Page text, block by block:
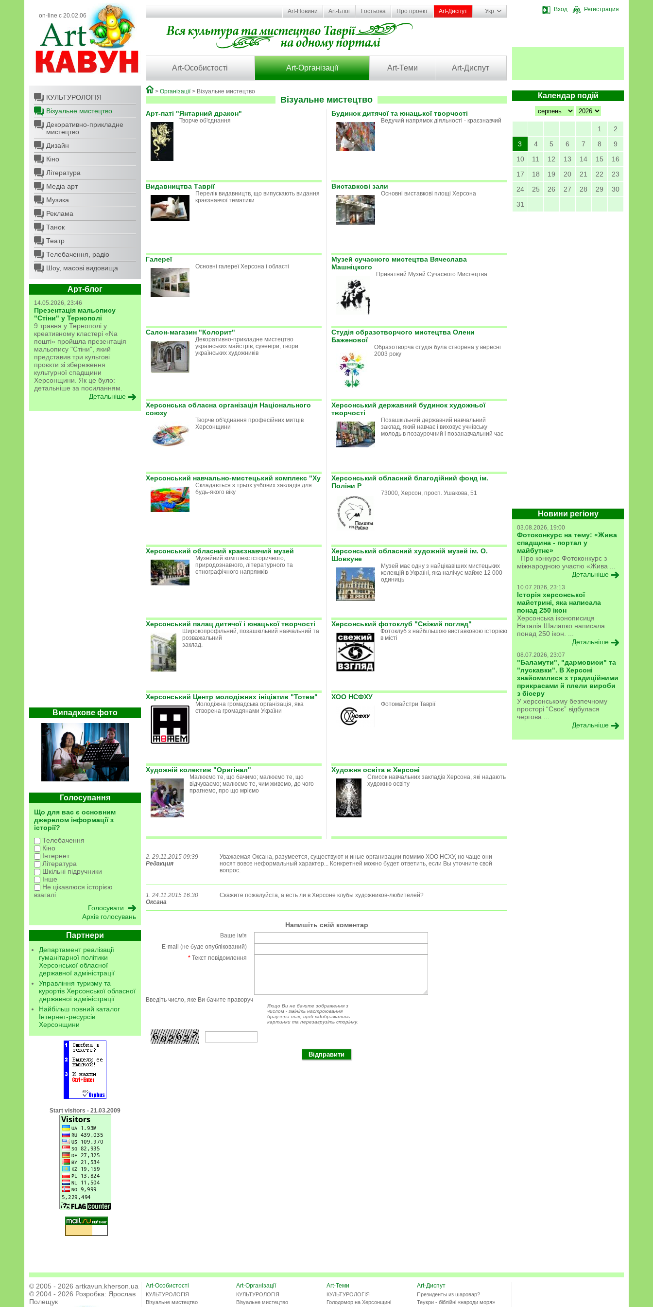
on-line с 20.02.06
Вход Регистрация
Art-Новини Art-Блог Гостьова Про проект Art-Диспут Укр
Art-Особистості Art-Організації Art-Теми Art-Диспут
КУЛЬТУРОЛОГІЯ
Візуальне мистецтво
Декоративно-прикладне
мистецтво
Дизайн
Кіно
Література
Медіа арт
Музика
Реклама
Танок
Театр
Телебачення, радіо
Шоу, масові видовища
Арт-блог
14.05.2026, 23:46
Презентація мальопису
"Стіни" у Тернополі
9 травня у Тернополі у
креативному кластері «Na
пошті» пройшла презентація
мальопису "Стіни", який
представив три культові
проєкти зі збереження
культурної спадщини
Херсонщини. Як це було:
детальніше за посиланням.
Детальніше
Випадкове фото
Голосування
Що для вас є основним
джерелом інформації з
історії?
Телебачення
Кіно
Інтернет
Література
Шкільні підручники
Інше
Не цікавлюся історією
взагалі
Архів голосувань
Партнери
Департамент реалізації
гуманітарної політики
Херсонської обласної
державної адміністрації
Управління туризму та
курортів Херсонської обласної
державної адміністрації
Найбільш повний каталог
Інтернет-ресурсів
Херсонщини
Start visitors - 21.03.2009
Календар подій
1
2
3
4 5 6 7 8
9
10
11 12 13 14 15
16
17
18 19 20 21 22
23
24
25 26 27 28 29
30
31
Новини регіону
03.08.2026, 19:00
Фотоконкурс на тему: «Жива
спадщина - портал у
майбутнє»
Про конкурс Фотоконкурс з
міжнародною участю «Жива ...
Детальніше
10.07.2026, 23:13
Історія херсонської
майстрині, яка написала
понад 250 ікон
Херсонська іконописиця
Наталія Шалапко написала
понад 250 ікон. ...
Детальніше
08.07.2026, 23:07
"Баламути", "дармовиси" та
"лускавки". В Херсоні
знайомилися з традиційними
прикрасами й плели вироби
з бісеру
У херсонському безпечному
просторі “Своє” відбулася
чергова ...
Детальніше
> Організації> Візуальне мистецтво
Візуальне мистецтво
Арт-паті "Янтарний дракон"
Творче об'єднання
Будинок дитячої та юнацької творчості
Ведучий напрямок діяльності - краєзнавчий
Видавництва Таврії
Перелік видавництв, що випускають видання
краєзнавчої тематики
Виставкові зали
Основні виставкові площі Херсона
Галереї
Основні галереї Херсона і області
Музей сучасного мистецтва Вячеслава
Машніцкого
Приватний Музей Сучасного Мистецтва
Салон-магазин "Колорит"
Декоративно-прикладне мистецтво
українських майстрів, сувеніри, твори
українських художників
Студія образотворчого мистецтва Олени
Баженової
Образотворча студія була створена у вересні
2003 року
Херсонська обласна організація Національного
союзу
Творче об'єднання професійних митців
Херсонщини
Херсонський державний будинок художньої
творчості
Позашкільний державний навчальний
заклад, який навчає і виховує учнівську
молодь в позаурочний і позанавчальний час
Херсонський навчально-мистецький комплекс "Ху
Складається з трьох учбових закладів для
будь-якого віку
Херсонський обласний благодійний фонд ім.
Поліни Р
73000, Херсон, просп. Ушакова, 51
Херсонський обласний краєзнавчий музей
Музейний комплекс історичного,
природознавчого, літературного та
етнографічного напрямків
Херсонський обласний художній музей ім. О.
Шовкуне
Музей має одну з найцікавіших мистецьких
колекцій в Україні, яка налічує майже 12 000
одиниць
Херсонський палац дитячої і юнацької творчості
Широкопрофільний, позашкільний навчальний та
розважальний
заклад.
Херсонський фотоклуб "Свіжий погляд"
Фотоклуб з найбільшою виставковою історією
в місті
Херсонський Центр молодіжних ініціатив "Тотем"
Молодіжна громадська організація, яка
створена громадянами України
ХОО НСФХУ
Фотомайстри Таврії
Художній колектив "Оригінал"
Малюємо те, що бачимо; малюємо те, що
відчуваємо; малюємо те, чим живемо, до чого
прагнемо, про що мріємо
Художня освіта в Херсоні
Список навчальних закладів Херсона, які надають
художню освіту
2. 29.11.2015 09:39
Редакция
Уважаемая Оксана, разумеется, существуют и иные организации помимо ХОО НСХУ, но чаще они
носят вовсе неформальный характер... Конкретней можно будет ответить, если Вы уточните свой
вопрос.
1. 24.11.2015 16:30
Оксана
Скажите пожалуйста, а есть ли в Херсоне клубы художников-любителей?
Напишіть свій коментар
Ваше ім'я
E-mail (не буде опублікований)
* Текст повідомлення
Введіть число, яке Ви бачите праворуч
Якщо Ви не бачите зображення з
числом - змініть настроювання
браузера так, щоб відображались
картинки та перезагрузіть сторінку.
© 2005 - 2026 artkavun.kherson.ua
© 2004 - 2026 Розробка: Ярослав
Полещук
Art-Особистості
КУЛЬТУРОЛОГІЯ
Візуальне мистецтво
Art-Організації
КУЛЬТУРОЛОГІЯ
Візуальне мистецтво
Art-Теми
КУЛЬТУРОЛОГІЯ
Голодомор на Херсонщині
Art-Диспут
Президенты из шаровар?
Теукри - біблійні «народи моря»